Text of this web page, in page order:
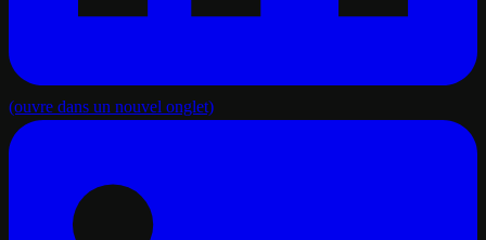
(ouvre dans un nouvel onglet)